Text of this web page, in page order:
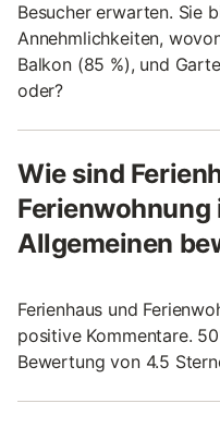
Besucher erwarten. Sie
Annehmlichkeiten,
Balkon (85 %), und
oder?
Wie sind
Ferienwohnung
Allgemeinen
Ferienhaus und
positive Kommentare.
Bewertung von 4.5